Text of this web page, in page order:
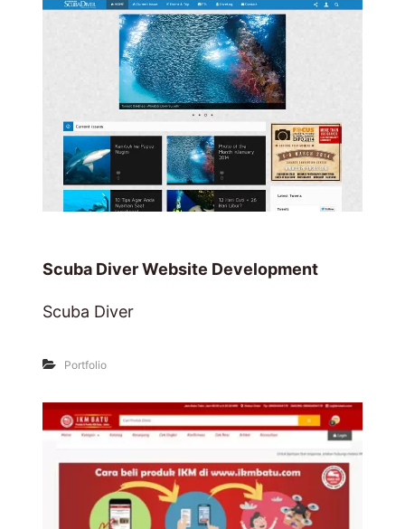
Scuba Diver Website Development
Scuba Diver
Portfolio